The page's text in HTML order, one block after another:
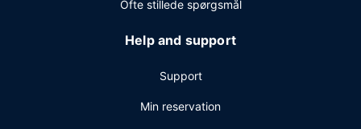
Ofte stillede spørgsmål
Help and support
Support
Min reservation